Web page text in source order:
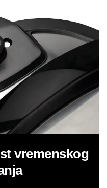
vremenskog